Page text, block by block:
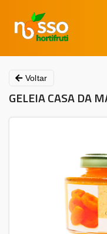
Voltar
GELEIA CASA DA